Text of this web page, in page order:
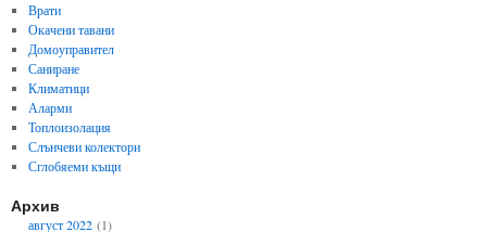
Врати
Окачени тавани
Домоуправител
Саниране
Климатици
Аларми
Топлоизолация
Слънчеви колектори
Сглобяеми къщи
Архив
август 2022(1)